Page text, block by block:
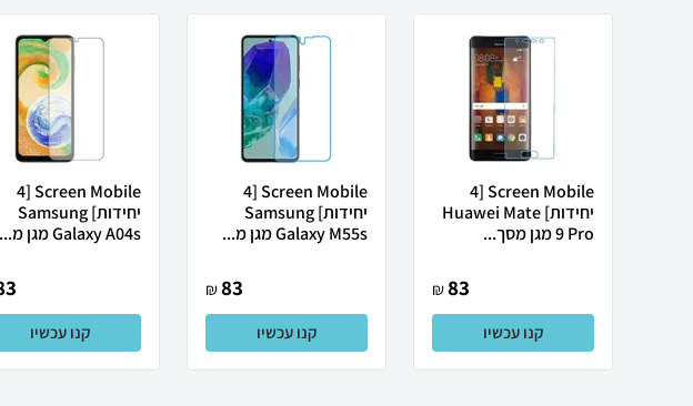
Screen Mobile [4
יחידות] Huawei Mate
9 Pro מגן מסך...
83
₪
קנו עכשיו
Screen Mobile [4
יחידות] Samsung
Galaxy M55s מגן מ...
83
₪
קנו עכשיו
Screen Mobile [4
יחידות] Samsung
Galaxy A04s מגן מ...
קנו עכשיו